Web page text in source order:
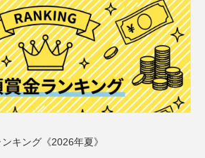
キング《2026年夏》